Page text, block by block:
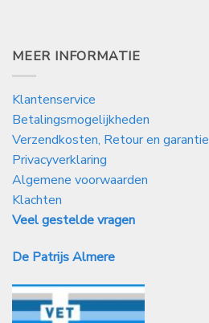
MEER INFORMATIE
Klantenservice
Betalingsmogelijkheden
Verzendkosten, Retour en garantie
Privacyverklaring
Algemene voorwaarden
Klachten
Veel gestelde vragen
De Patrijs Almere